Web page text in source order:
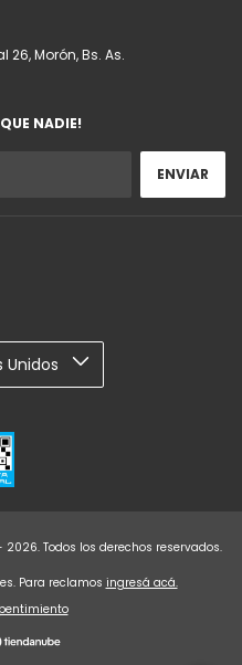
26, Morón, Bs. As.
NADIE!
Todos los derechos reservados.
Para reclamos ingresá acá.